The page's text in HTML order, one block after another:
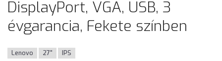
DisplayPort, VGA, USB, 3
évgarancia, Fekete színben
Lenovo 27" IPS